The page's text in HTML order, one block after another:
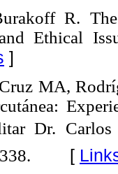
R. The
Ethical
]
MA,
Dr.
[